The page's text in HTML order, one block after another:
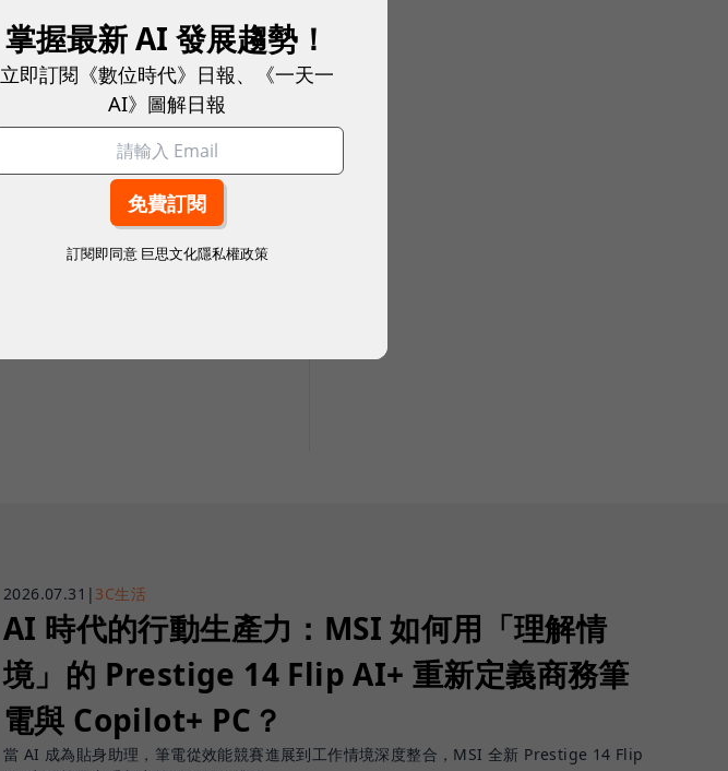
2026.07.31 | 3C生活
AI 時代的行動生產力：MSI 如何用「理解情
境」的 Prestige 14 Flip AI+ 重新定義商務筆
電與 Copilot+ PC？
當 AI 成為貼身助理，筆電從效能競賽進展到工作情境深度整合，MSI 全新 Prestige 14 Flip
掌握最新 AI 發展趨勢！
立即訂閱《數位時代》日報、《一天一
AI》圖解日報
訂閱即同意 巨思文化隱私權政策